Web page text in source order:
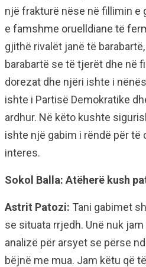
një frakturë nëse në fillimin e
e famshme oruelldiane të
gjithë rivalët janë të
barabartë se të tjerët dhe në
dorezat dhe njëri ishte i
ishte i Partisë Demokratike
ardhur. Në këto kushte
ishte një gabim i rëndë për të
interes.
Sokol Balla: Atëherë kush
Astrit Patozi: Tani gabimet
se situata rrjedh. Unë nuk
analizë për arsyet se përse
bëjnë me mua. Jam këtu që